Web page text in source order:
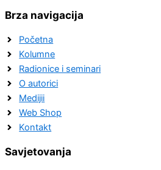
Brza navigacija
Početna
Kolumne
Radionice i seminari
O autorici
Medijii
Web Shop
Kontakt
Savjetovanja